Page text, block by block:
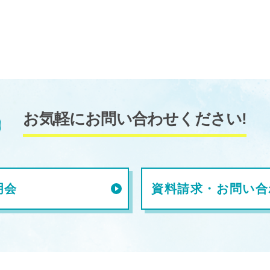
お気軽にお問い合わせください!
会 資料請求・お問い